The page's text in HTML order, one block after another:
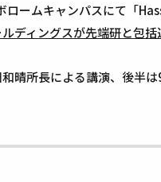
ームキャンパスにて「
ディングスが先端研と包
晴所長による講演、後半